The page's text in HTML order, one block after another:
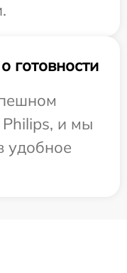
готовности
Philips, и мы
удобное